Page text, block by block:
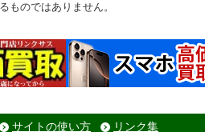
ものではありません。
サイトの使い方 リンク集